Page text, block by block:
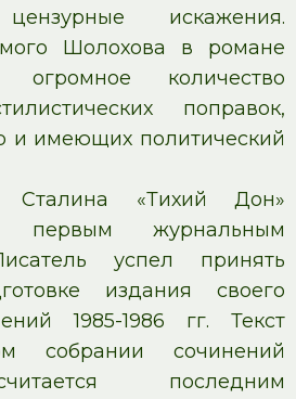
искажения.
Шолохова в романе
количество
поправок,
и имеющих политический
Сталина «Тихий Дон»
первым журнальным
успел принять
издания своего
1985-1986 гг. Текст
собрании сочинений
последним